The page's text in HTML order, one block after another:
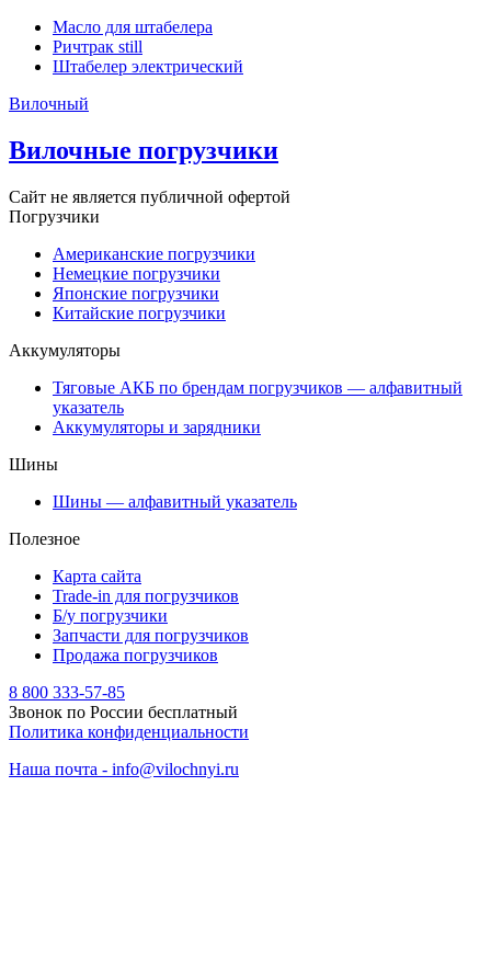
Масло для штабелера
Ричтрак still
Штабелер электрический
Вилочный
Вилочные погрузчики
Сайт не является публичной офертой
Погрузчики
Американские погрузчики
Немецкие погрузчики
Японские погрузчики
Китайские погрузчики
Аккумуляторы
Тяговые АКБ по брендам погрузчиков — алфавитный
указатель
Аккумуляторы и зарядники
Шины
Шины — алфавитный указатель
Полезное
Карта сайта
Trade-in для погрузчиков
Б/у погрузчики
Запчасти для погрузчиков
Продажа погрузчиков
8 800 333-57-85
Звонок по России бесплатный
Политика конфиденциальности
Наша почта - info@vilochnyi.ru